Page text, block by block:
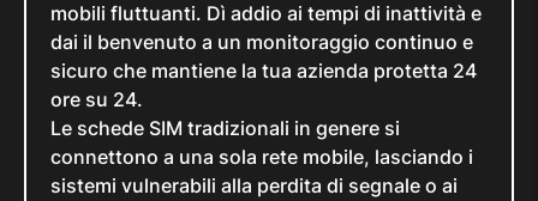
mobili fluttuanti. Dì addio ai tempi di inattività e
dai il benvenuto a un monitoraggio continuo e
sicuro che mantiene la tua azienda protetta 24
ore su 24.
Le schede SIM tradizionali in genere si
connettono a una sola rete mobile, lasciando i
sistemi vulnerabili alla perdita di segnale o ai